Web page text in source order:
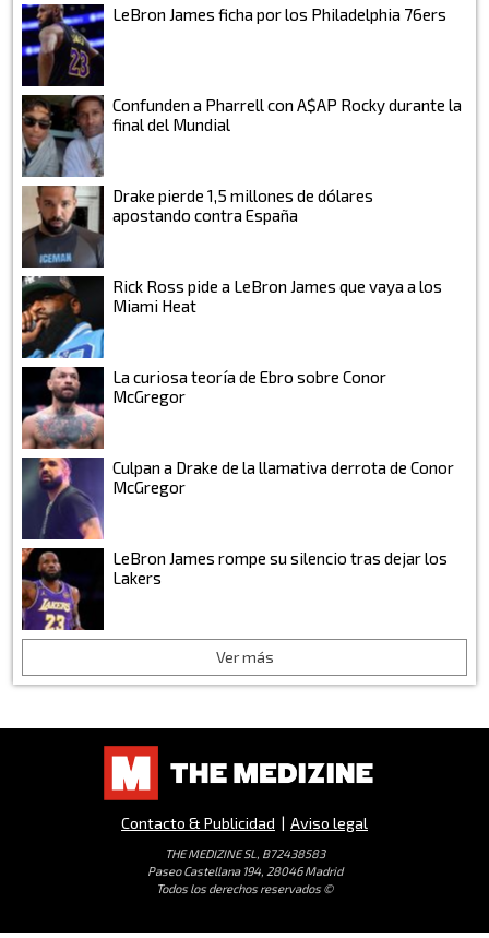
LeBron James ficha por los Philadelphia 76ers
Confunden a Pharrell con A$AP Rocky durante la
final del Mundial
Drake pierde 1,5 millones de dólares
apostando contra España
Rick Ross pide a LeBron James que vaya a los
Miami Heat
La curiosa teoría de Ebro sobre Conor
McGregor
Culpan a Drake de la llamativa derrota de Conor
McGregor
LeBron James rompe su silencio tras dejar los
Lakers
Ver más
Contacto & Publicidad | Aviso legal
THE MEDIZINE SL, B72438583
Paseo Castellana 194, 28046 Madrid
Todos los derechos reservados ©